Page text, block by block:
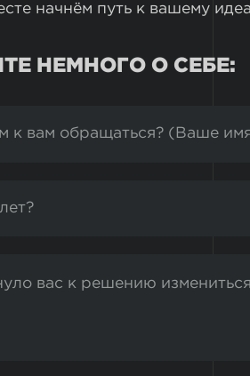
начнём путь к вашему
НЕМНОГО О СЕБЕ: